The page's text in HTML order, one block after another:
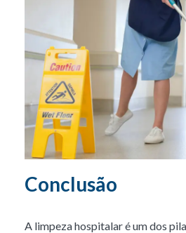
Conclusão
A limpeza hospitalar é um dos